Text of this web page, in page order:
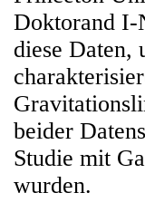
Doktorand I-
diese Daten,
beider
Studie mit
wurden.